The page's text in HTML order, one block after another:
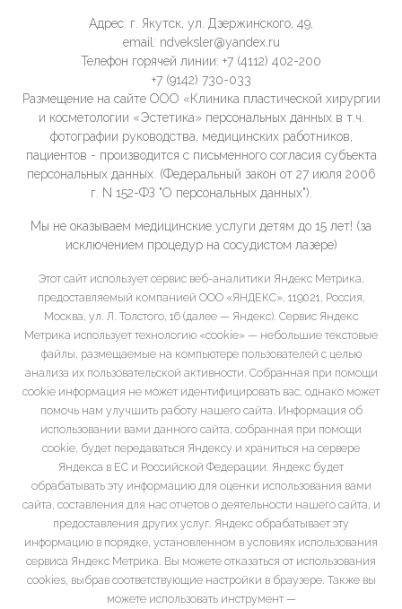
Адрес: г. Якутск, ул. Дзержинского, 49,
email: ndveksler@yandex.ru
Телефон горячей линии: +7 (4112) 402-200
+7 (9142) 730-033
Размещение на сайте ООО «Клиника пластической хирургии
и косметологии «Эстетика» персональных данных в т.ч.
фотографии руководства, медицинских работников,
пациентов - производится с письменного согласия субъекта
персональных данных. (Федеральный закон от 27 июля 2006
г. N 152-ФЗ "О персональных данных").
Мы не оказываем медицинские услуги детям до 15 лет! (за
исключением процедур на сосудистом лазере)
Этот сайт использует сервис веб-аналитики Яндекс Метрика,
предоставляемый компанией ООО «ЯНДЕКС», 119021, Россия,
Москва, ул. Л. Толстого, 16 (далее — Яндекс). Сервис Яндекс
Метрика использует технологию «cookie» — небольшие текстовые
файлы, размещаемые на компьютере пользователей с целью
анализа их пользовательской активности. Собранная при помощи
cookie информация не может идентифицировать вас, однако может
помочь нам улучшить работу нашего сайта. Информация об
использовании вами данного сайта, собранная при помощи
cookie, будет передаваться Яндексу и храниться на сервере
Яндекса в ЕС и Российской Федерации. Яндекс будет
обрабатывать эту информацию для оценки использования вами
сайта, составления для нас отчетов о деятельности нашего сайта, и
предоставления других услуг. Яндекс обрабатывает эту
информацию в порядке, установленном в условиях использования
сервиса Яндекс Метрика. Вы можете отказаться от использования
cookies, выбрав соответствующие настройки в браузере. Также вы
можете использовать инструмент —